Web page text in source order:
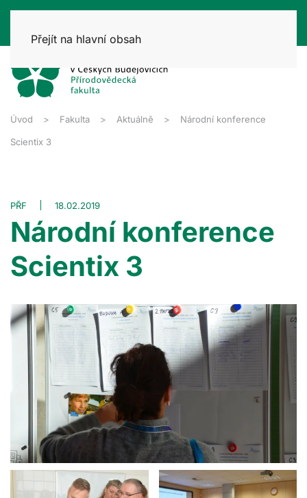
Přejít na hlavní obsah
Úvod Fakulta Aktuálně Národní konference
Scientix 3
PŘF 18.02.2019
Národní konference
Scientix 3